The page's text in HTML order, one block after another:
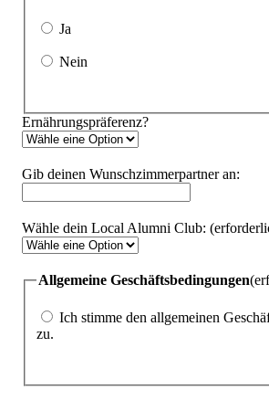
Ja
Nein
Ernährungspräferenz?
Gib deinen Wunschzimmerpartner an:
Wähle dein Local Alumni Club:
Allgemeine Geschäftsbedingungen
Ich stimme den allgemeinen
zu.